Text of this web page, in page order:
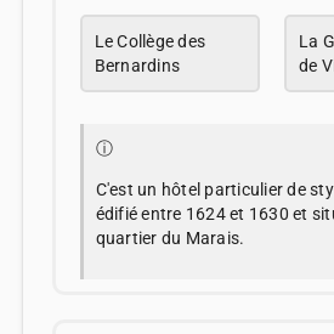
Le Collège des
Bernardins
La
de
ⓘ
C'est un hôtel particulier de
édifié entre 1624 et 1630 et
quartier du Marais.